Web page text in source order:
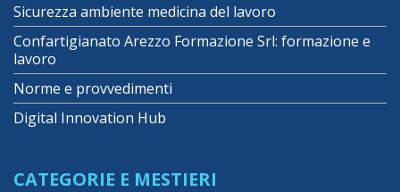
Sicurezza ambiente medicina del lavoro
Confartigianato Arezzo Formazione Srl: formazione e
lavoro
Norme e provvedimenti
Digital Innovation Hub
CATEGORIE E MESTIERI